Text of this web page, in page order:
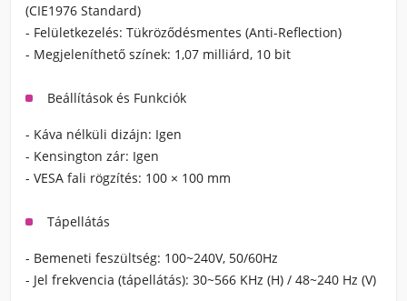
(CIE1976 Standard)
- Felületkezelés: Tükröződésmentes (Anti-Reflection)
- Megjeleníthető színek: 1,07 milliárd, 10 bit
Beállítások és Funkciók
- Káva nélküli dizájn: Igen
- Kensington zár: Igen
- VESA fali rögzítés: 100 × 100 mm
Tápellátás
- Bemeneti feszültség: 100~240V, 50/60Hz
- Jel frekvencia (tápellátás): 30~566 KHz (H) / 48~240 Hz (V)